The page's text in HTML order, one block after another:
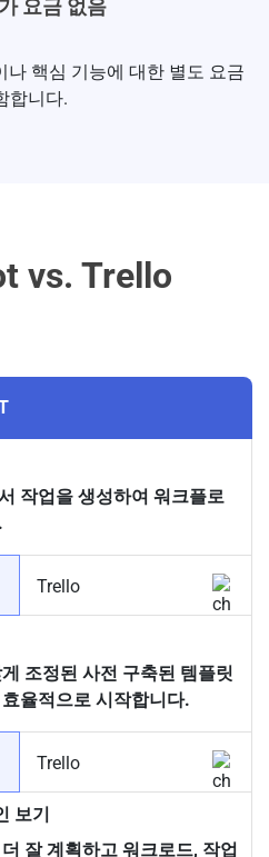
요금 없음
핵심 기능에 대한 별도 요금
합니다.
vs. Trello
Trello
Trello
보기